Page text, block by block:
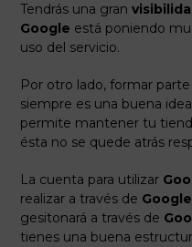
Tendrás una gran
Google está poniendo
uso del servicio.
Por otro lado, formar parte
siempre es una buena
permite mantener tu
ésta no se quede atrás
La cuenta para utilizar
realizar a través de
gesitonará a través de
tienes una buena